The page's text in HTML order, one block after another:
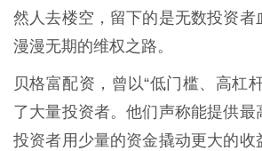
然人去楼空，留下的是无数投资者
漫漫无期的维权之路。
贝格富配资，曾以“低门槛、高杠
了大量投资者。他们声称能提供最
投资者用少量的资金撬动更大的收